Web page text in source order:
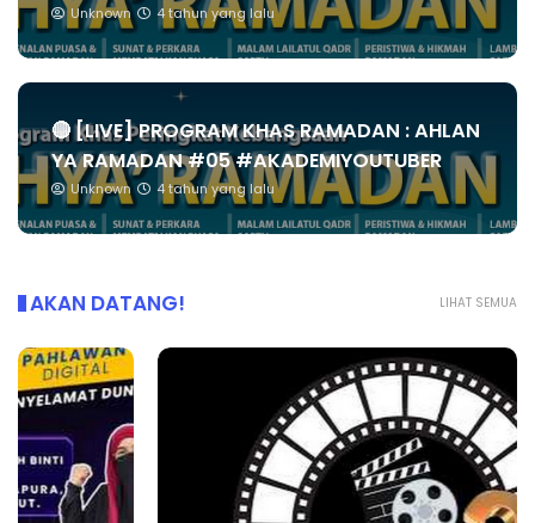
Unknown 4 tahun yang lalu
🔴 [LIVE] PROGRAM KHAS RAMADAN : AHLAN
YA RAMADAN #05 #AKADEMIYOUTUBER
Unknown 4 tahun yang lalu
LIHAT SEMUA
AKAN DATANG!